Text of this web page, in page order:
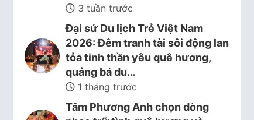
3 tuần trước
Đại sứ Du lịch Trẻ Việt Nam
2026: Đêm tranh tài sôi động lan
tỏa tinh thần yêu quê hương,
quảng bá du…
1 tháng trước
Tâm Phương Anh chọn dòng